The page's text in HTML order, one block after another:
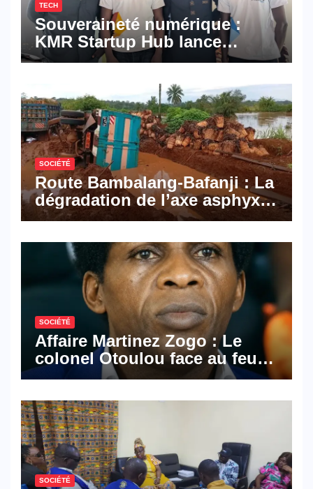
TECH
Souveraineté numérique :
KMR Startup Hub lance
Pyramid Browser et Pyramid
numériques made in
Cameroon
SOCIÉTÉ
Route Bambalang-Bafanji : La
dégradation de l’axe asphyxie
les activités économiques
SOCIÉTÉ
Affaire Martinez Zogo : Le
colonel Otoulou face au feu
croisé des avocats de la
SOCIÉTÉ